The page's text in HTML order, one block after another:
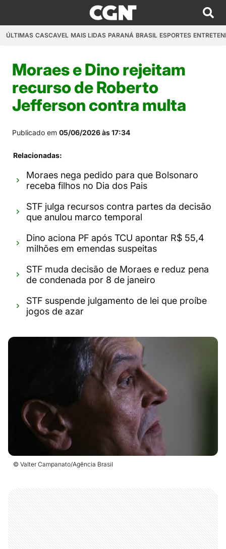
ÚLTIMAS CASCAVEL MAIS LIDAS PARANÁ BRASIL ESPORTES
Moraes e Dino rejeitam
recurso de Roberto
Jefferson contra multa
Publicado em 05/06/2026 às 17:34
Relacionadas:
Moraes nega pedido para que Bolsonaro
receba filhos no Dia dos Pais
STF julga recursos contra partes da decisão
que anulou marco temporal
Dino aciona PF após TCU apontar R$ 55,4
milhões em emendas suspeitas
STF muda decisão de Moraes e reduz pena
de condenada por 8 de janeiro
STF suspende julgamento de lei que proíbe
jogos de azar
© Valter Campanato/Agência Brasil